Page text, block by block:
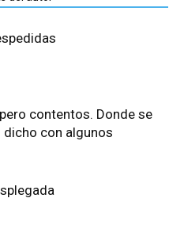
contentos. Donde se
con algunos